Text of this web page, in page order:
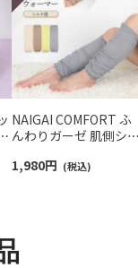
NAIGAI COMFORT ふ
んわりガーゼ 肌側シ
ームウォーマー 日本
1,980円 (税込)